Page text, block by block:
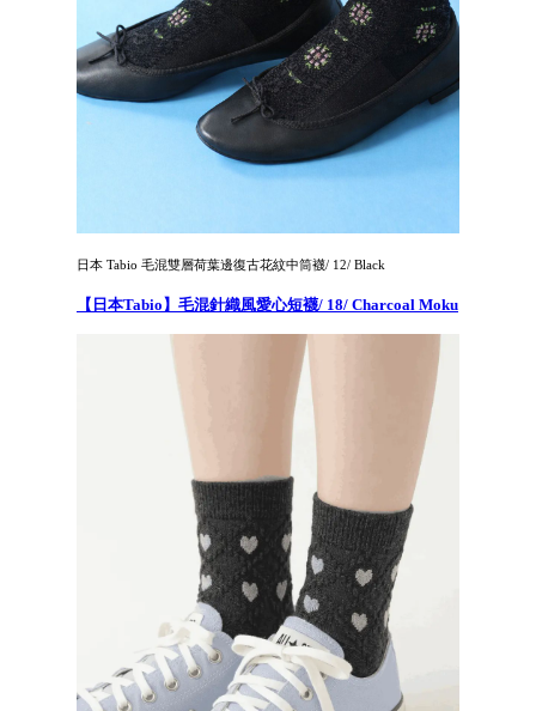
日本 Tabio 毛混雙層荷葉邊復古花紋中筒襪/ 12/ Black
【日本Tabio】毛混針織風愛心短襪/ 18/ Charcoal Moku